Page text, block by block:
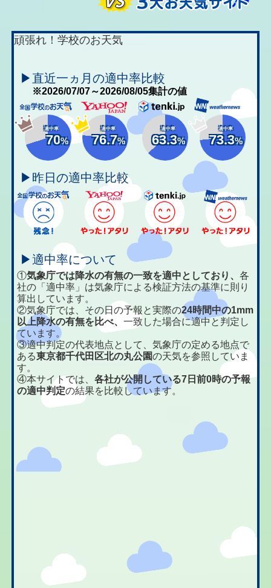
頑張れ！学校のお天気
▶直近一ヵ月の適中率比較
※2026/07/07～2026/08/05集計の値
適中率
70%
適中率
76.7%
適中率
63.3%
適中率
73.3%
▶昨日の適中率比較
▶適中率について
①気象庁では降水の有無の一致を適中としており、各
社の「適中率」は気象庁による検証方法の基準に則り
算出しています。
②気象庁では、その日の予報と実際の24時間中の1mm
以上降水の有無を比べ、一致した場合に適中と判定し
ています。
③適中判定の代表地点として、気象庁の定める地点で
ある東京都千代田区北の丸公園の天気を参照していま
す。
④本サイトでは、各社が公開している7日前0時の予報
の適中判定の結果を比較しています。